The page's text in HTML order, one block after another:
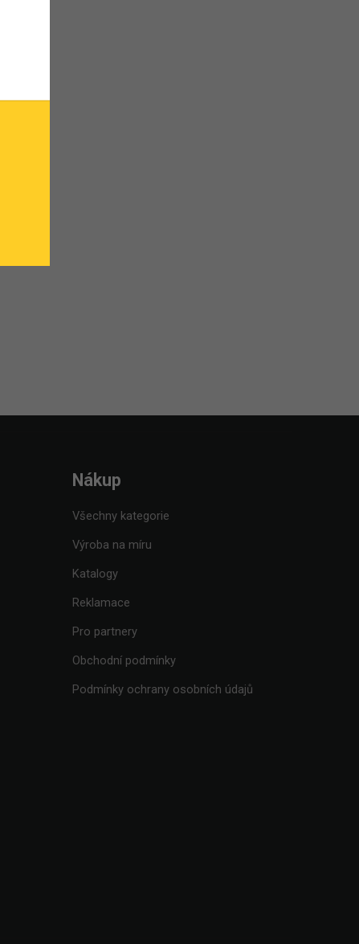
Nákup
Všechny kategorie
Výroba na míru
Katalogy
Reklamace
Pro partnery
Obchodní podmínky
Podmínky ochrany osobních údajů